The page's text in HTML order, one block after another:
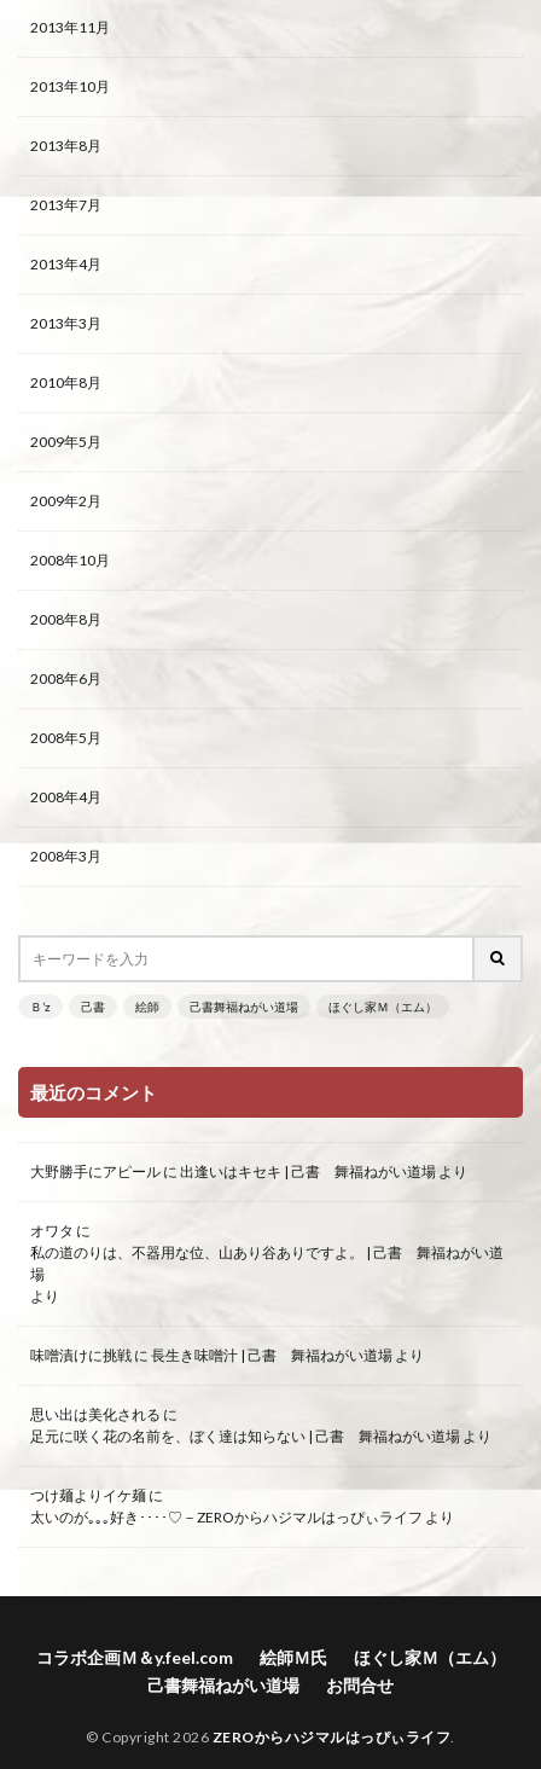
2013年11月
2013年10月
2013年8月
2013年7月
2013年4月
2013年3月
2010年8月
2009年5月
2009年2月
2008年10月
2008年8月
2008年6月
2008年5月
2008年4月
2008年3月
Ｂ’z 己書 絵師 己書舞福ねがい道場 ほぐし家Ｍ（エム）
最近のコメント
大野勝手にアピール に 出逢いはキセキ | 己書 舞福ねがい道場 より
オワタ に
私の道のりは、不器用な位、山あり谷ありですよ。 | 己書 舞福ねがい道
場
より
味噌漬けに挑戦 に 長生き味噌汁 | 己書 舞福ねがい道場 より
思い出は美化される に
足元に咲く花の名前を、ぼく達は知らない | 己書 舞福ねがい道場 より
つけ麺よりイケ麺 に
太いのが｡｡｡好き････♡－ZEROからハジマルはっぴぃライフ より
コラボ企画Ｍ＆y.feel.com 絵師Ｍ氏
ほぐし家Ｍ（エム）
己書舞福ねがい道場
お問合せ
© Copyright 2026 ZEROからハジマルはっぴぃライフ.